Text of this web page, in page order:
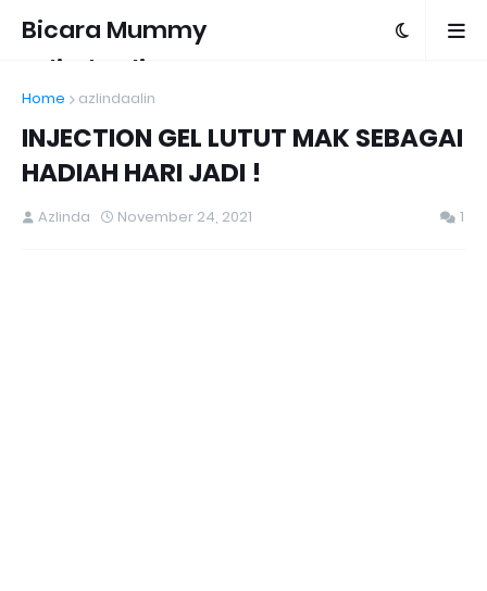
Bicara Mummy
Azlinda Alin
Home azlindaalin
INJECTION GEL LUTUT MAK SEBAGAI
HADIAH HARI JADI !
Azlinda November 24, 2021 1